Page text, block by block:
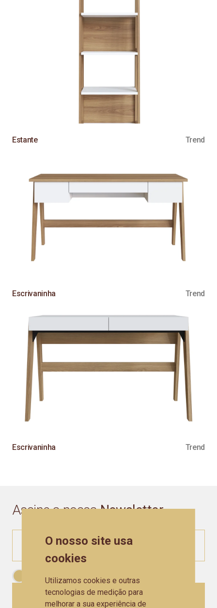
O nosso site usa
cookies
Utilizamos cookies e outras
tecnologias de medição para
melhorar a sua experiência de
Estante Trend
Escrivaninha Trend
Escrivaninha Trend
Assine a nossaNewsletter
Aceito as Políticas de Privacidade
CADASTRAR